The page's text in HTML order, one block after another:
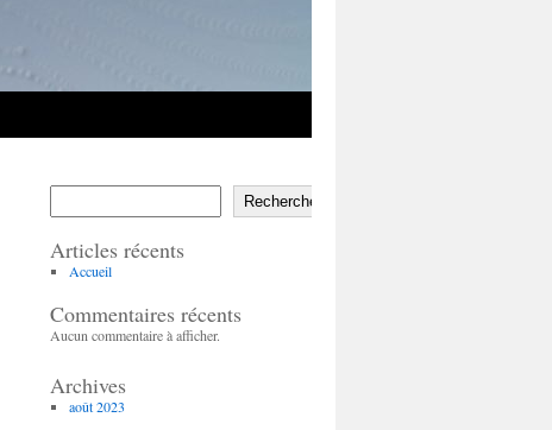
Rechercher
Articles récents
Accueil
Commentaires récents
Aucun commentaire à afficher.
Archives
août 2023